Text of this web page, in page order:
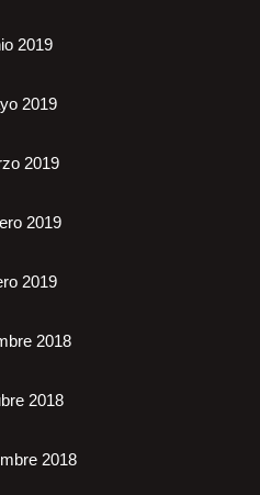
2019
2019
2019
2019
2019
2018
2018
2018